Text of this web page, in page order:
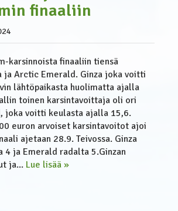
finaaliin
karsinnoista finaaliin tiensä
ja Arctic Emerald. Ginza joka voitti
lähtöpaikasta huolimatta ajalla
toinen karsintavoittaja oli ori
joka voitti keulasta ajalla 15,6.
euron arvoiset karsintavoitot ajoi
ajetaan 28.9. Teivossa. Ginza
4 ja Emerald radalta 5.Ginzan
ja... Lue lisää »